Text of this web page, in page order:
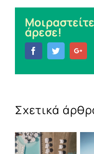
άρεσε!
FacebookTwitter
Σχετικά